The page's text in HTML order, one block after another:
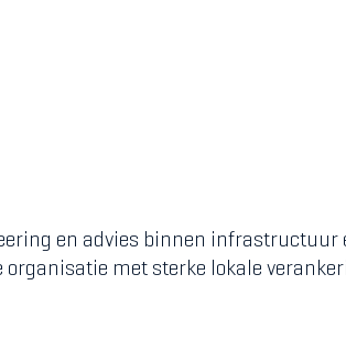
en advies binnen infrastructuur
met sterke lokale